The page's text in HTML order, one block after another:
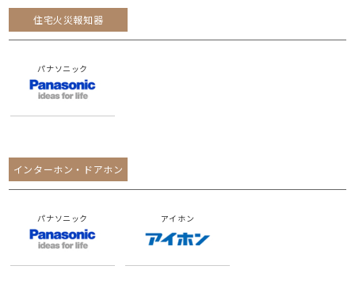
住宅火災報知器
パナソニック
インターホン・ドアホン
パナソニック アイホン